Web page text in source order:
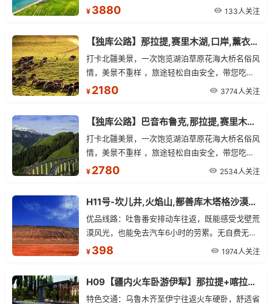
间。精华景点：喀纳斯湖、禾木、赛里木湖、那拉
¥ 3880 133人关注
【独库公路】那拉提,赛里木湖,口岸,薰衣草单卧单动四日游
打卡北疆美景，一次饱览湖泊草原花海大桥名俗风
情，美景不重样 ，旅途轻松自由安全，带您吃在
新疆玩在新疆 ，24 小时，全天贴心为您服务，
¥ 2180 3774人关注
【独库公路】巴音布鲁克,那拉提,赛里木湖,口岸,薰衣草单卧单动五日游
打卡北疆美景，一次饱览湖泊草原花海大桥名俗风
情，美景不重样 ，旅途轻松自由安全，带您吃在
新疆玩在新疆 ，24 小时，全天贴心为您服务，让
¥ 2780 2534人关注
H11号-坎儿井,火焰山,鄯善库木塔格沙漠动车往返一日游
优品线路：吐鲁番安排动车往返，既能感受戈壁荒
漠风光，也能免去汽车6小时的劳累。无自费无购
物、尽情畅玩：纯玩无购物，无隐形消费，把更多
足您对新疆美食的所有想象。
¥ 398 1974人关注
H09【疆内火车卧游伊犁】那拉提+喀拉峻+赛里木湖火车双卧五日游
特色交通：乌鲁木齐至伊宁往返火车硬卧，舒适省